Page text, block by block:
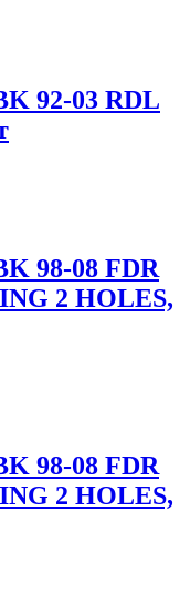
92-03 RDL
98-08 FDR
2 HOLES,
98-08 FDR
2 HOLES,